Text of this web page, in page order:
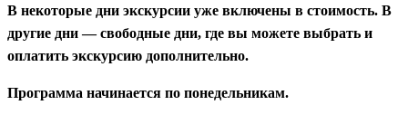
морской славы.
Средневековье и война.Руины замка Инстербург и история
штурма Кёнигсберга 1945 года.
сладости по старинному рецепту.
В некоторые дни экскурсии уже включены в стоимость. В
другие дни — свободные дни, где вы можете выбрать и
оплатить экскурсию дополнительно.
Программа начинается по понедельникам.